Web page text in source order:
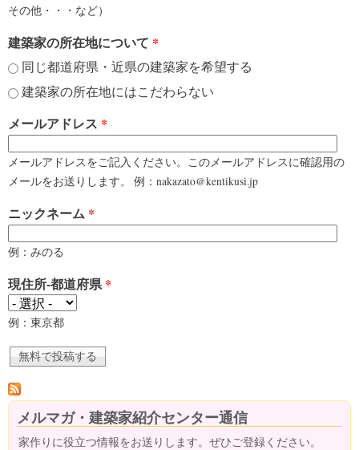
その他・・・など）
建築家の所在地について *
同じ都道府県・近県の建築家を希望する
建築家の所在地にはこだわらない
メールアドレス *
メールアドレスをご記入ください。このメールアドレスに確認用の
メールをお送りします。 例：nakazato@kentikusi.jp
ニックネーム *
例：みのる
現住所-都道府県*
例：東京都
メルマガ・建築家紹介センター通信
家作りに役立つ情報をお送りします。ぜひご登録ください。